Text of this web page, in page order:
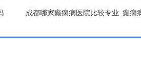
成都哪家癫痫病医院比较专业_癫痫